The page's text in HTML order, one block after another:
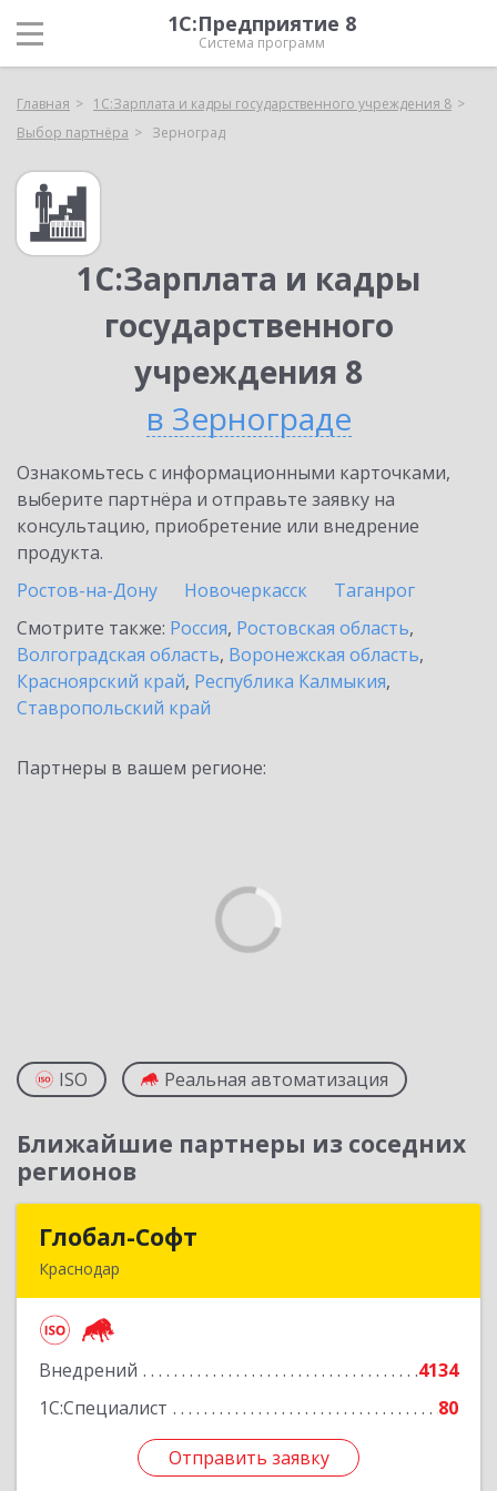
1С:Предприятие 8
Система программ
Главная
1С:Зарплата и кадры государственного учреждения 8
Выбор партнёра
Зерноград
1С:Зарплата и кадры
государственного
учреждения 8
в Зернограде
Ознакомьтесь с информационными карточками,
выберите партнёра и отправьте заявку на
консультацию, приобретение или внедрение
продукта.
Ростов-на-Дону
Новочеркасск
Таганрог
Смотрите также: Россия, Ростовская область,
Волгоградская область, Воронежская область,
Красноярский край, Республика Калмыкия,
Ставропольский край
Партнеры в вашем регионе:
ISO Реальная автоматизация
Ближайшие партнеры из соседних
регионов
Глобал-Софт
Краснодар
Внедрений
4134
1С:Специалист
80
Отправить заявку
Подробнее
Отправить заявку